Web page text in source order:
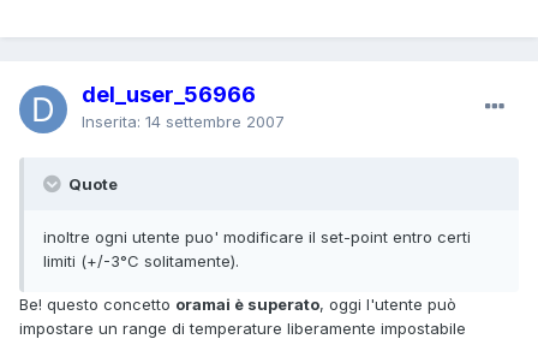
del_user_56966
Inserita: 14 settembre 2007
Quote
inoltre ogni utente puo' modificare il set-point entro certi
limiti (+/-3°C solitamente).
Be! questo concetto oramai è superato, oggi l'utente può
impostare un range di temperature liberamente impostabile